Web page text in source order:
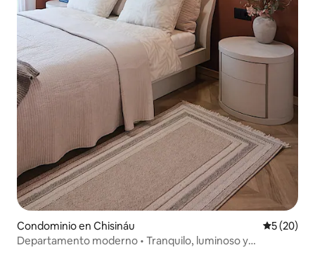
Condominio en Chisináu
5 (20)
Departamento moderno • Tranquilo, luminoso y